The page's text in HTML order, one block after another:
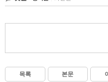
목록 본문